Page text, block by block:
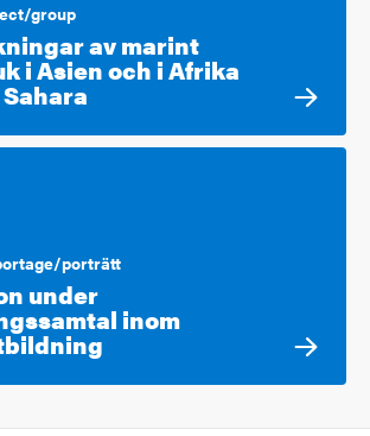
group
av marint
i Asien och i Afrika
porträtt
under
inom